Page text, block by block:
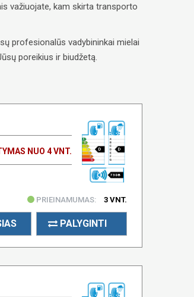
važiuojate, kam skirta transporto
profesionalūs vadybininkai mielai
poreikius ir biudžetą.
NUO 4 VNT. D D
73 DB
PRIEINAMUMAS: 3 VNT.
PALYGINTI